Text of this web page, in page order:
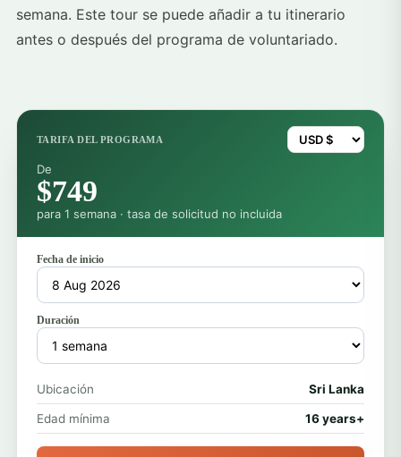
semana. Este tour se puede añadir a tu itinerario
antes o después del programa de voluntariado.
TARIFA DEL PROGRAMA
De
$749
para 1 semana · tasa de solicitud no incluida
Fecha de inicio
Duración
Ubicación Sri Lanka
Edad mínima 16 years+